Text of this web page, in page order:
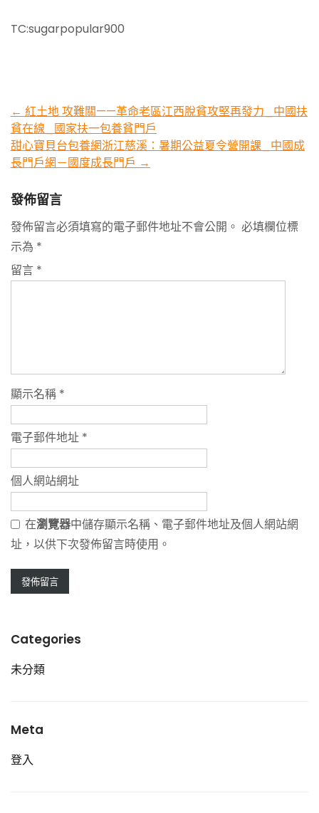
TC:sugarpopular900
Post
navigation
← 紅土地 攻難關——革命老區江西脫貧攻堅再發力_中國扶
貧在線_國家扶一包養貧門戶
甜心寶貝台包養網浙江慈溪：暑期公益夏令營開課_中國成
長門戶網－國度成長門戶 →
發佈留言
發佈留言必須填寫的電子郵件地址不會公開。 必填欄位標
示為 *
留言 *
顯示名稱 *
電子郵件地址 *
個人網站網址
在瀏覽器中儲存顯示名稱、電子郵件地址及個人網站網
址，以供下次發佈留言時使用。
Categories
未分類
Meta
登入